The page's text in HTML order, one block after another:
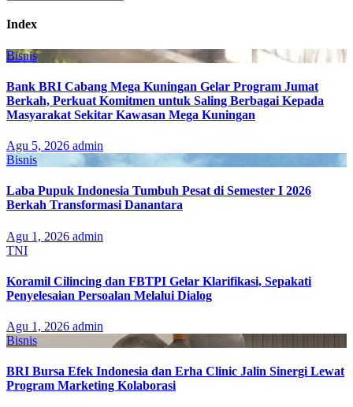
Index
Bisnis
Bank BRI Cabang Mega Kuningan Gelar Program Jumat
Berkah, Perkuat Komitmen untuk Saling Berbagai Kepada
Masyarakat Sekitar Kawasan Mega Kuningan
Agu 5, 2026 admin
Bisnis
Laba Pupuk Indonesia Tumbuh Pesat di Semester I 2026
Berkah Transformasi Danantara
Agu 1, 2026 admin
TNI
Koramil Cilincing dan FBTPI Gelar Klarifikasi, Sepakati
Penyelesaian Persoalan Melalui Dialog
Agu 1, 2026 admin
Bisnis
BRI Bursa Efek Indonesia dan Erha Clinic Jalin Sinergi Lewat
Program Marketing Kolaborasi